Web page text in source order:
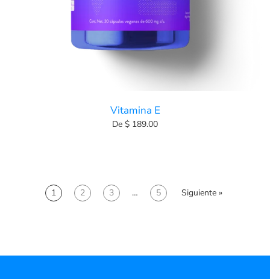
Vitamina E
De $ 189.00
1 2 3 … 5 Siguiente »